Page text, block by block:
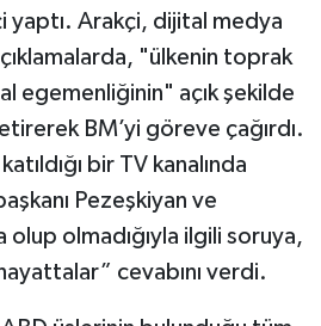
yaptı. Arakçi, dijital medya
"ülkenin toprak
egemenliğinin" açık şekilde
BM’yi göreve çağırdı.
bir TV kanalında
Pezeşkiyan ve
olup olmadığıyla ilgili soruya,
cevabını verdi.